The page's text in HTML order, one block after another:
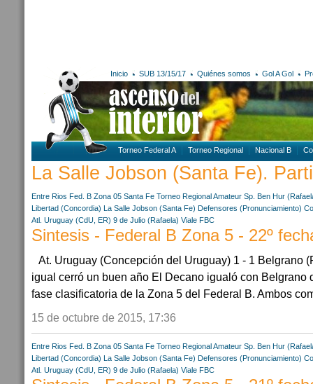
Inicio SUB 13/15/17 Quiénes somos Gol A Gol
Torneo Federal A Torneo Regional Nacional B
La Salle Jobson (Santa Fe).
Entre Rios Fed. B Zona 05 Santa Fe Torneo Regional Amateur Sp. Ben Hur
Libertad (Concordia) La Salle Jobson (Santa Fe) Defensores (Pronunciamiento)
Atl. Uruguay (CdU, ER) 9 de Julio (Rafaela) Viale FBC
Sintesis - Federal B Zona 5 - 22º
At. Uruguay (Concepción del Uruguay) 1 - 1 Belgrano
igual cerró un buen año El Decano igualó con Belgrano
fase clasificatoria de la Zona 5 del Federal B. Ambos
15 de octubre de 2015, 17:36
Entre Rios Fed. B Zona 05 Santa Fe Torneo Regional Amateur Sp. Ben Hur
Libertad (Concordia) La Salle Jobson (Santa Fe) Defensores (Pronunciamiento)
Atl. Uruguay (CdU, ER) 9 de Julio (Rafaela) Viale FBC